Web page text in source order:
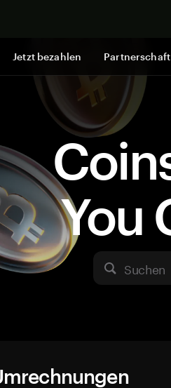
Jetzt bezahlen Partnerschaft
You
Suchen